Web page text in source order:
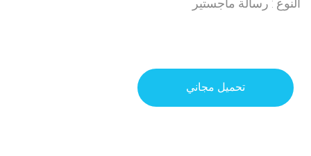
النوع : رسالة ماجستير
تحميل مجاني